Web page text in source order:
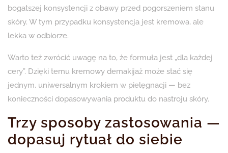
bogatszej konsystencji z obawy przed pogorszeniem stanu
skóry. W tym przypadku konsystencja jest kremowa, ale
lekka w odbiorze.
Warto też zwrócić uwagę na to, że formuła jest „dla każdej
cery”. Dzięki temu kremowy demakijaż może stać się
jednym, uniwersalnym krokiem w pielęgnacji — bez
konieczności dopasowywania produktu do nastroju skóry.
Trzy sposoby zastosowania —
dopasuj rytuał do siebie